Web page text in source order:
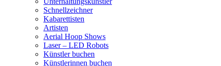
Schnellzeichner
Kabarettisten
Artisten
Aerial Hoop Shows
Laser – LED Robots
Künstler buchen
Künstlerinnen buchen